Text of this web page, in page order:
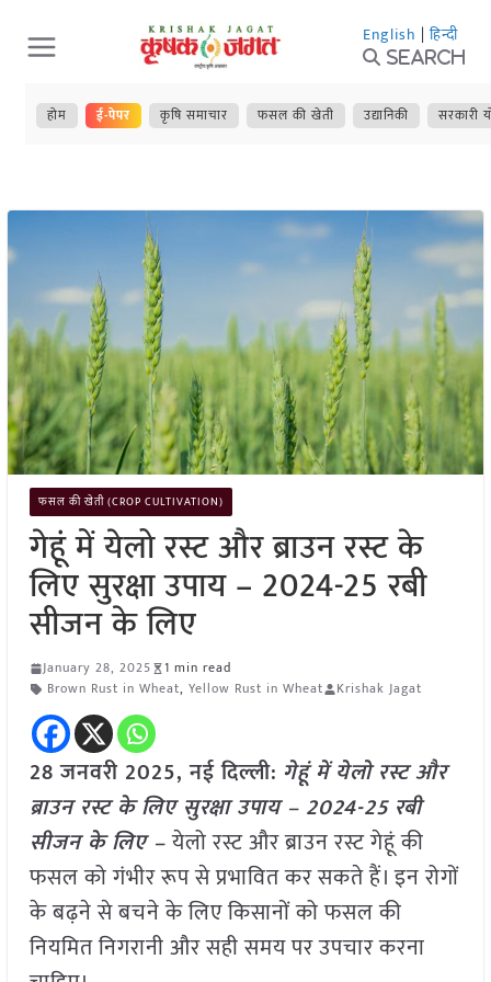
Skip
to
content
English | हिन्दी
Search
होम ई-पेपर कृषि समाचार फसल की खेती उद्यानिकी सरकारी
फसल की खेती (CROP CULTIVATION)
गेहूं में येलो रस्ट और ब्राउन रस्ट के
लिए सुरक्षा उपाय – 2024-25 रबी
सीजन के लिए
January 28, 2025
1 min read
Brown Rust in Wheat, Yellow Rust in Wheat Krishak Jagat
28 जनवरी 2025, नई दिल्ली: गेहूं में येलो रस्ट और
ब्राउन रस्ट के लिए सुरक्षा उपाय – 2024-25 रबी
सीजन के लिए –येलो रस्ट और ब्राउन रस्ट गेहूं की
फसल को गंभीर रूप से प्रभावित कर सकते हैं। इन रोगों
के बढ़ने से बचने के लिए किसानों को फसल की
नियमित निगरानी और सही समय पर उपचार करना